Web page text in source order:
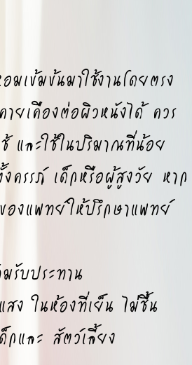
เข้มข้นมาใช้งานโดยตรง
ายเคืองต่อผิวหนังได้ ควร
และใช้ในปริมาณที่น้อย
ครรภ์ เด็กหรือผู้สูงวัย หาก
องแพทย์ให้ปรึกษาแพทย์
รับประทาน
ง ในห้องที่เย็น ไม่ชื้น
และ สัตว์เลี้ยง